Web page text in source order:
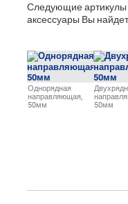
Следующие артикулы
аксессуары Вы
Однорядная
направляющая,
50мм
50мм